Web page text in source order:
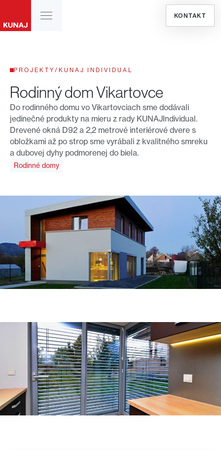
KONTAKT
PROJEKTY / KUNAJ INDIVIDUAL
Rodinný dom Vikartovce
Do rodinného domu vo Vikartovciach sme dodávali
jedinečné produkty na mieru z rady KUNAJIndividual.
Drevené okná D92 a 2,2 metrové interiérové dvere s
obložkami až po strop sme vyrábali z kvalitného smreku
a dubovej dyhy podmorenej do biela.
Rodinné domy